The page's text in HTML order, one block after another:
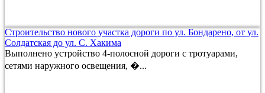
Строительство нового участка дороги по ул. Бондарено, от ул.
Солдатская до ул. С. Хакима
Выполнено устройство 4-полосной дороги с тротуарами,
сетями наружного освещения, �...